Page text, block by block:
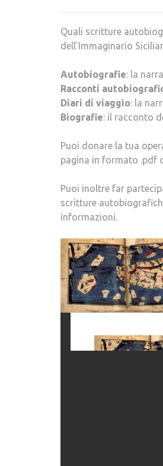
Quali scritture
dell’Immaginario
Autobiografie: la
Racconti
Diari di viaggio: la
Biografie: il racconto
Puoi donare la tua
pagina in formato .pdf
Puoi inoltre far
scritture
informazioni.